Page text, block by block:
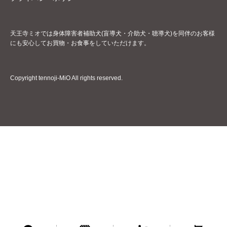
天王寺ミオでは身体障害者補助犬(盲導犬・介助犬・聴導犬)を同伴のお客様
にも安心してお買物・お食事をしていただけます。
Copyright tennoji-MiO All rights reserved.